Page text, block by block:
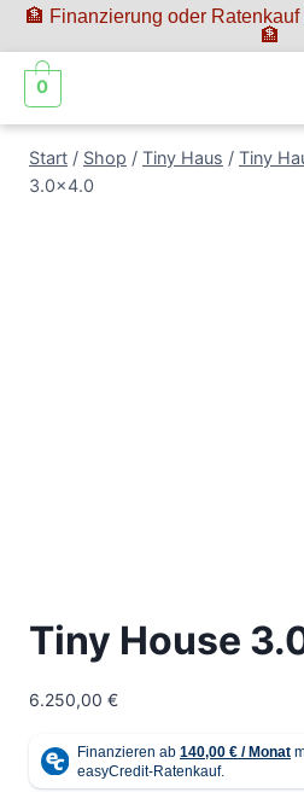
🏦 Finanzierung oder
🏦
0
Start / Shop / Tiny Haus / Tiny
3.0×4.0
Tiny House
6.250,00 €